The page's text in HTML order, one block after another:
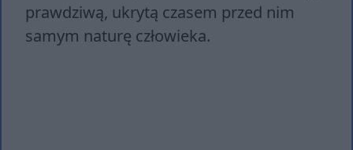
prawdziwą, ukrytą czasem przed nim
samym naturę człowieka.